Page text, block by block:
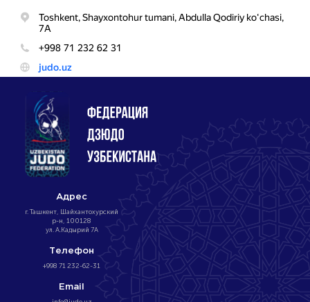
Адрес
г. Ташкент, Шайхантохурский
р-н, 100128
ул. А.Кадырий 7А
Телефон
+998 71 232-62-31
Email